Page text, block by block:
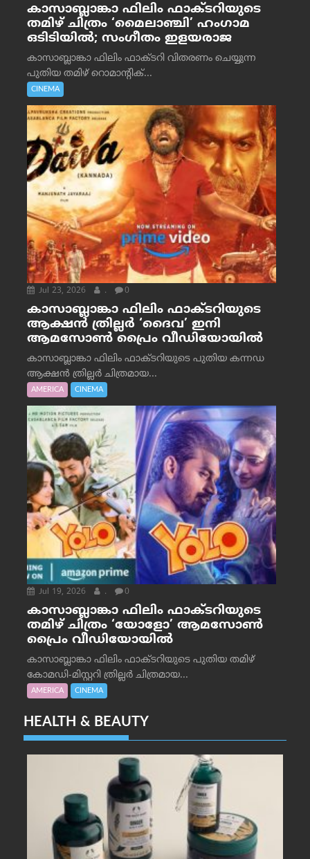
കാസാബ്ലാങ്കാ ഫിലിം ഫാക്ടറിയുടെ
തമിഴ് ചിത്രം ‘മൈലാഞ്ചി’ ഹംഗാമ
ഒടിടിയിൽ; സംഗീതം ഇളയരാജ
കാസാബ്ലാങ്കാ ഫിലിം ഫാക്ടറി വിതരണം ചെയ്യുന്ന
പുതിയ തമിഴ് റൊമാന്റിക്...
CINEMA
Jul 23, 2026 . 0
കാസാബ്ലാങ്കാ ഫിലിം ഫാക്ടറിയുടെ
ആക്ഷൻ ത്രില്ലർ ‘ദൈവ’ ഇനി
ആമസോൺ പ്രൈം വീഡിയോയിൽ
കാസാബ്ലാങ്കാ ഫിലിം ഫാക്ടറിയുടെ പുതിയ കന്നഡ
ആക്ഷൻ ത്രില്ലർ ചിത്രമായ...
AMERICA CINEMA
Jul 19, 2026 . 0
കാസാബ്ലാങ്കാ ഫിലിം ഫാക്ടറിയുടെ
തമിഴ് ചിത്രം ‘യോളോ’ ആമസോൺ
പ്രൈം വീഡിയോയിൽ
കാസാബ്ലാങ്കാ ഫിലിം ഫാക്ടറിയുടെ പുതിയ തമിഴ്
കോമഡി-മിസ്റ്ററി ത്രില്ലർ ചിത്രമായ...
AMERICA CINEMA
HEALTH & BEAUTY